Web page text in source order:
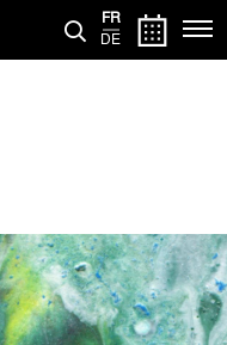
FR
DE